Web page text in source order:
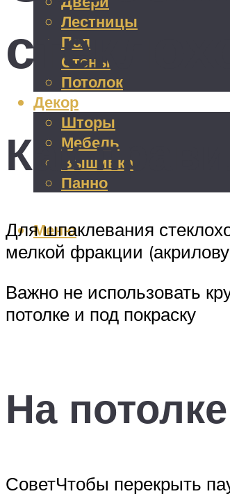
Лестницы
Пол
Стены
Потолок
Декор
Шторы
Мебель
Вышивка
Панно
Меню
Как
Для шпаклевания
мелкой фракции
Важно не использовать
потолке и под покраску
На потолке
СоветЧтобы перекрыть